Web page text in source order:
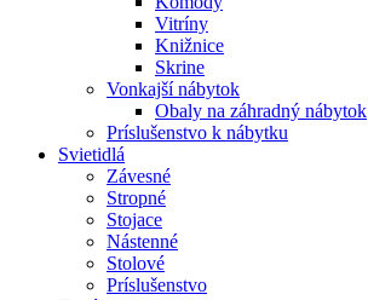
Vitríny
Knižnice
Skrine
Vonkajší nábytok
Obaly na záhradný nábytok
Príslušenstvo k nábytku
Svietidlá
Závesné
Stropné
Stojace
Nástenné
Stolové
Príslušenstvo